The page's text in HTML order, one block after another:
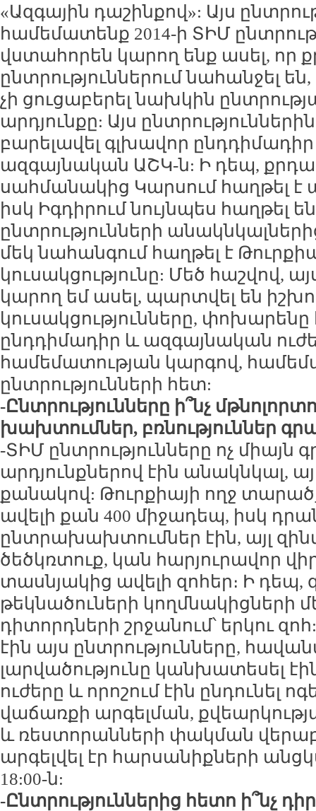
«Ազգային դաշինքով»: Այս
համեմատենք 2014-ի ՏԻՄ
վստահորեն կարող ենք ասել, որ
ընտրություններում նահանջել
չի ցուցաբերել նախկին
արդյունքը: Այս
բարելավել գլխավոր
ազգայնական ԱՇԿ-ն: Ի դեպ,
սահմանակից Կարսում հաղթել է
իսկ Իգդիրում նույնպես հաղթել
ընտրությունների
մեկ նահանգում հաղթել է
կուսակցությունը: Մեծ հաշվով,
կարող եմ ասել, պարտվել են
կուսակցությունները, փոխարենը
ընդդիմադիր և ազգայնական
համեմատության կարգով,
ընտրությունների հետ:
-Ընտրությունները ի՞նչ
խախտումներ, բռնություններ
-ՏԻՄ ընտրությունները ոչ միայն
արդյունքներով էին անակնկալ,
քանակով: Թուրքիայի ողջ
ավելի քան 400 միջադեպ, իսկ
ընտրախախտումներ էին, այլ
ծեծկռտուք, կան հարյուրավոր
տասնյակից ավելի զոհեր։ Ի դեպ,
թեկնածուների կողմնակիցների
դիտորդների շրջանում՝ երկու
էին այս ընտրությունները,
լարվածությունը կանխատեսել
ուժերը և որոշում էին ընդունել
վաճառքի արգելման,
և ռեստորանների փակման
արգելվել էր հարսանիքների
18:00-ն:
-Ընտրություններից հետո ի՞նչ